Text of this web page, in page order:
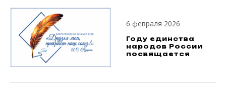
6 февраля 2026
Году единства
народов России
посвящается